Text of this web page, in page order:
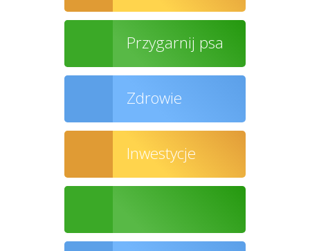
Przygarnij psa
Zdrowie
Inwestycje